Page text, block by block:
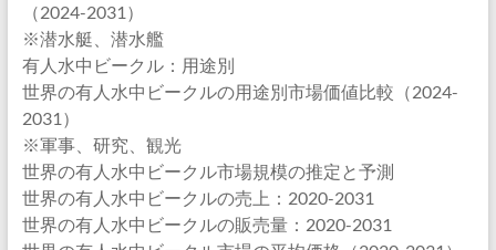
（2024-2031）
※潜水艇、潜水艦
有人水中ビークル：用途別
世界の有人水中ビークルの用途別市場価値比較（2024-
2031）
※軍事、研究、観光
世界の有人水中ビークル市場規模の推定と予測
世界の有人水中ビークルの売上：2020-2031
世界の有人水中ビークルの販売量：2020-2031